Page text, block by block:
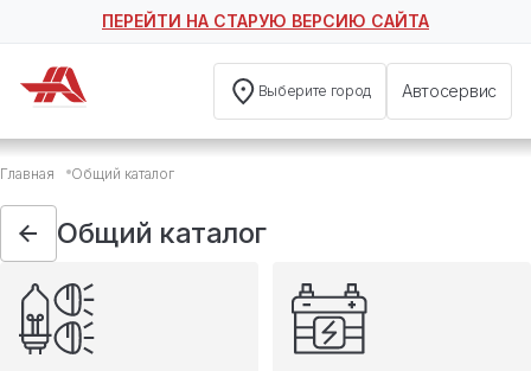
ПЕРЕЙТИ НА СТАРУЮ ВЕРСИЮ САЙТА
Выберите город Автосервис
Общий каталог
Автосвет
Автотовары
Запчасти
Масла и технические жидкости
Мототовары
Туризм
Главная Общий каталог
Общий каталог